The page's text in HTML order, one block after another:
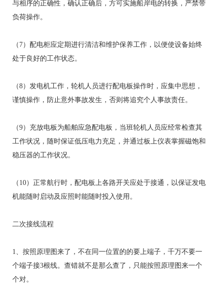
与相序的正确性，确认正确后，方可实施船岸电的转换，严禁带
负荷操作。
（7）配电柜应定期进行清洁和维护保养工作，以便使设备始终
处于良好的工作状态。
（8）发电机工作，轮机人员进行配电板操作时，应集中思想，
谨慎操作，防止意外事故发生，否则将追究个人事故责任。
（9）充放电板为船舶应急配电板，当班轮机人员应经常检查其
工作状况，随时保证低压电力充足，并通过板上仪表掌握磁饱和
稳压器的工作状况。
（10）正常航行时，配电板上各路开关应处于接通，以保证发电
机能随时启动及应照时能随时投入使用。
二次接线流程
1、按照原理图来了，不在同一位置的的要上端子，千万不要一
个端子接3根线。查错就不是那么查了，只能按照原理图来一个
个对。